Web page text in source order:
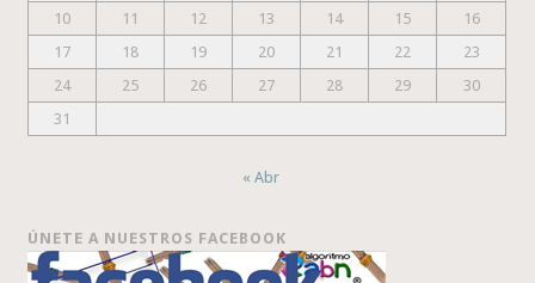
10
11 12 13 14 15
16
17
18 19 20 21 22
23
24
25 26 27 28 29
30
31
« Abr
ÚNETE A NUESTROS FACEBOOK